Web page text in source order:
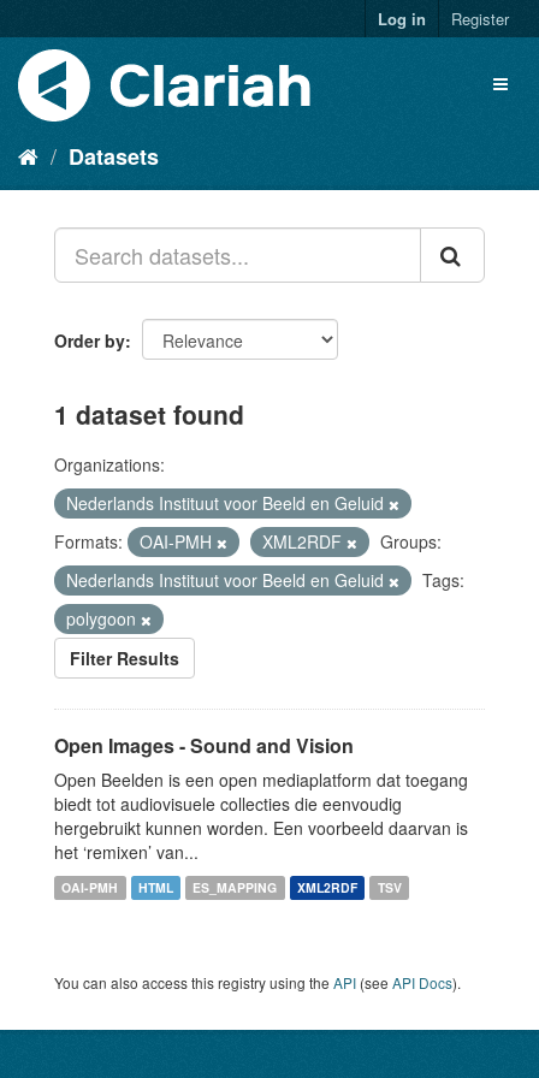
Log in Register
Datasets
Order by
1 dataset found
Organizations:
Nederlands Instituut voor Beeld en Geluid
Formats:
OAI-PMH XML2RDF
Groups:
Nederlands Instituut voor Beeld en Geluid
Tags:
polygoon
Filter Results
Open Images - Sound and Vision
Open Beelden is een open mediaplatform dat toegang
biedt tot audiovisuele collecties die eenvoudig
hergebruikt kunnen worden. Een voorbeeld daarvan is
het ‘remixen’ van...
OAI-PMH HTML ES_MAPPING XML2RDF TSV
You can also access this registry using the API (see API Docs).